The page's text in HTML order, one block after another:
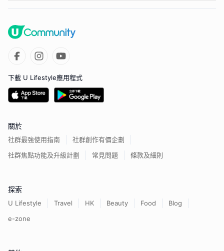
下載 U Lifestyle應用程式
關於
社群最強使用指南
社群創作有價企劃
社群焦點功能及升級計劃
常見問題 條款及細則
探索
U Lifestyle Travel HK Beauty Food
Blog
e-zone